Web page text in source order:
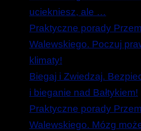
uciekniesz, ale …
Praktyczne porady
Walewskiego. Poczuj
klimaty!
Biegaj i Zwiedzaj.
i bieganie nad Bałtykiem!
Praktyczne porady
Walewskiego. Mózg